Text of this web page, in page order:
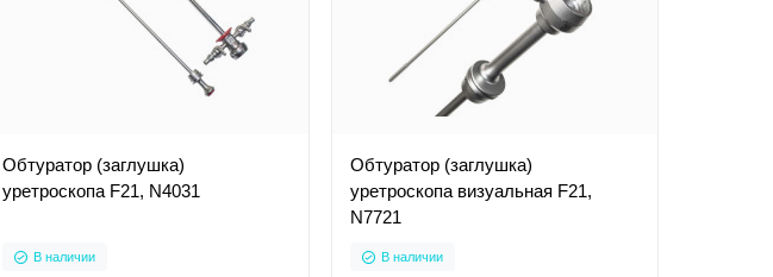
Обтуратор (заглушка)
уретроскопа F21, N4031
В наличии
Обтуратор (заглушка)
уретроскопа визуальная F21,
N7721
В наличии